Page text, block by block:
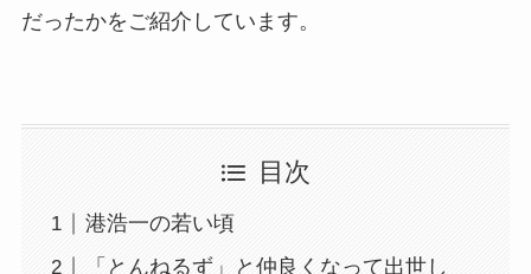
だったかをご紹介しています。
目次
港浩一の若い頃
「とんねるず」と仲良くなって出世し